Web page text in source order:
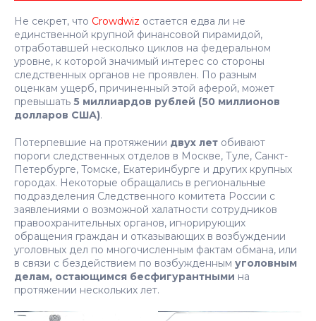
Не секрет, что Crowdwiz остается едва ли не
единственной крупной финансовой пирамидой,
отработавшей несколько циклов на федеральном
уровне, к которой значимый интерес со стороны
следственных органов не проявлен. По разным
оценкам ущерб, причиненный этой аферой, может
превышать 5 миллиардов рублей (50 миллионов
долларов США).
Потерпевшие на протяжении двух лет обивают
пороги следственных отделов в Москве, Туле, Санкт-
Петербурге, Томске, Екатеринбурге и других крупных
городах. Некоторые обращались в региональные
подразделения Следственного комитета России с
заявлениями о возможной халатности сотрудников
правоохранительных органов, игнорирующих
обращения граждан и отказывающих в возбуждении
уголовных дел по многочисленным фактам обмана, или
в связи с бездействием по возбужденным уголовным
делам, остающимся бесфигурантными на
протяжении нескольких лет.